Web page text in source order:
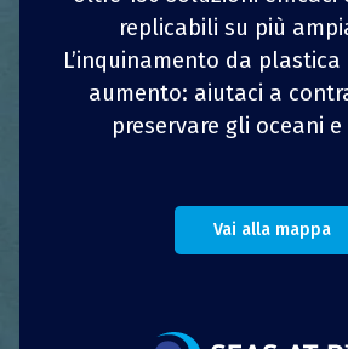
Italia Riduzione del
Autorità pubbliche
acquistano pannolini lavabili
di età inferiore ai 30 mesi, il
corredata di ricevuta o fattura
replicabili su più
L’inquinamento da
aumento: aiutaci a
preservare gli oceani e
Vai alla mappa